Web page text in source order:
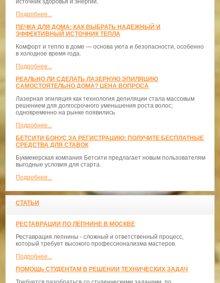
Подробнее...
ПЕЧКА ДЛЯ ДОМА: КАК ВЫБРАТЬ НАДЕЖНЫЙ И
ЭФФЕКТИВНЫЙ ИСТОЧНИК ТЕПЛА
Комфорт и тепло в доме — основа уюта и безопасности, особенно
в холодное время года.
Подробнее...
РЕАЛЬНО ЛИ СДЕЛАТЬ ЛАЗЕРНУЮ ЭПИЛЯЦИЮ
САМОСТОЯТЕЛЬНО ДОМА? ЦЕНА ВОПРОСА
Лазерная эпиляция как технология депиляции стала массовым
решением для долгосрочного уменьшения роста волос;
одновременно на рынке появились
Подробнее...
БЕТСИТИ БОНУС ЗА РЕГИСТРАЦИЮ: ПОЛУЧИТЕ БЕСПЛАТНЫЕ
СРЕДСТВА ДЛЯ СТАВОК
Букмекерская компания Бетсити предлагает новым пользователям
выгодные условия для старта.
Подробнее...
СТАТЬИ
РЕСТАВРАЦИИ ПО ЛЕПНИНЕ В МОСКВЕ
Реставрация лепнины - сложный и ответственный процесс,
который требует высокого профессионализма мастеров.
Подробнее...
ПОМОЩЬ СТУДЕНТАМ В РЕШЕНИИ ТЕХНИЧЕСКИХ ЗАДАЧ